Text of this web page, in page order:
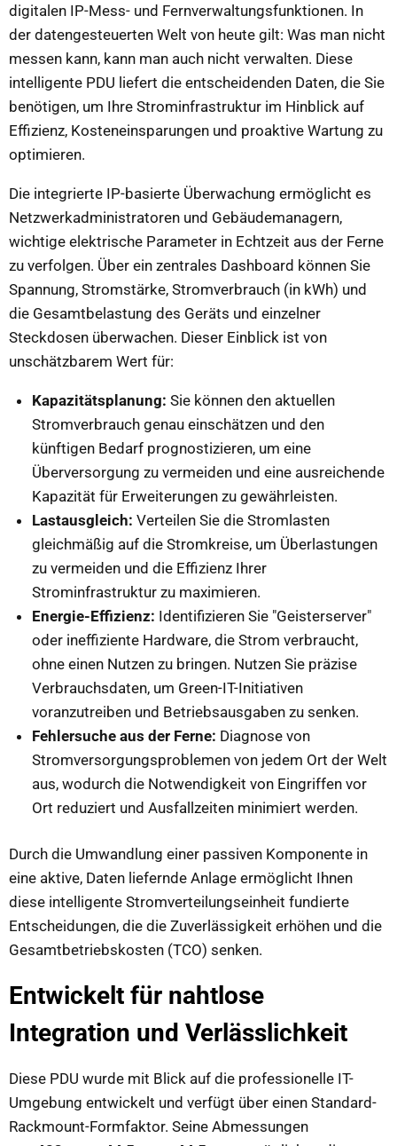
digitalen IP-Mess- und Fernverwaltungsfunktionen. In
der datengesteuerten Welt von heute gilt: Was man nicht
messen kann, kann man auch nicht verwalten. Diese
intelligente PDU liefert die entscheidenden Daten, die Sie
benötigen, um Ihre Strominfrastruktur im Hinblick auf
Effizienz, Kosteneinsparungen und proaktive Wartung zu
optimieren.
Die integrierte IP-basierte Überwachung ermöglicht es
Netzwerkadministratoren und Gebäudemanagern,
wichtige elektrische Parameter in Echtzeit aus der Ferne
zu verfolgen. Über ein zentrales Dashboard können Sie
Spannung, Stromstärke, Stromverbrauch (in kWh) und
die Gesamtbelastung des Geräts und einzelner
Steckdosen überwachen. Dieser Einblick ist von
unschätzbarem Wert für:
Kapazitätsplanung: Sie können den aktuellen
Stromverbrauch genau einschätzen und den
künftigen Bedarf prognostizieren, um eine
Überversorgung zu vermeiden und eine ausreichende
Kapazität für Erweiterungen zu gewährleisten.
Lastausgleich: Verteilen Sie die Stromlasten
gleichmäßig auf die Stromkreise, um Überlastungen
zu vermeiden und die Effizienz Ihrer
Strominfrastruktur zu maximieren.
Energie-Effizienz: Identifizieren Sie "Geisterserver"
oder ineffiziente Hardware, die Strom verbraucht,
ohne einen Nutzen zu bringen. Nutzen Sie präzise
Verbrauchsdaten, um Green-IT-Initiativen
voranzutreiben und Betriebsausgaben zu senken.
Fehlersuche aus der Ferne: Diagnose von
Stromversorgungsproblemen von jedem Ort der Welt
aus, wodurch die Notwendigkeit von Eingriffen vor
Ort reduziert und Ausfallzeiten minimiert werden.
Durch die Umwandlung einer passiven Komponente in
eine aktive, Daten liefernde Anlage ermöglicht Ihnen
diese intelligente Stromverteilungseinheit fundierte
Entscheidungen, die die Zuverlässigkeit erhöhen und die
Gesamtbetriebskosten (TCO) senken.
Entwickelt für nahtlose
Integration und Verlässlichkeit
Diese PDU wurde mit Blick auf die professionelle IT-
Umgebung entwickelt und verfügt über einen Standard-
Rackmount-Formfaktor. Seine Abmessungen